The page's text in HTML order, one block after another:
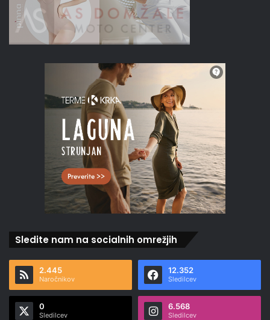
Sledite nam na socialnih omrežjih
2.445
Naročnikov
12.352
Sledilcev
0
Sledilcev
6.568
Sledilcev